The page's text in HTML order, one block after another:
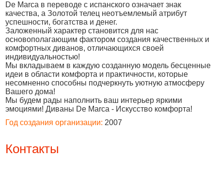
De Marca в переводе с испанского означает знак
качества, а Золотой телец неотъемлемый атрибут
успешности, богатства и денег.
Заложенный характер становится для нас
основополагающим фактором создания качественных и
комфортных диванов, отличающихся своей
индивидуальностью!
Мы вкладываем в каждую созданную модель бесценные
идеи в области комфорта и практичности, которые
несомненно способны подчеркнуть уютную атмосферу
Вашего дома!
Мы будем рады наполнить ваш интерьер яркими
эмоциями! Диваны De Marca - Искусство комфорта!
Год создания организации: 2007
Контакты